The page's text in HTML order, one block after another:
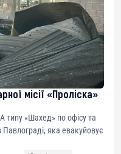
місії «Проліска»
типу «Шахед» по офісу та
Павлограді, яка евакуйовує